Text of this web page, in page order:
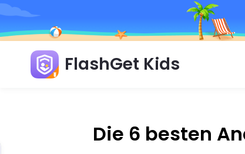
FlashGet Kids
Die 6 besten